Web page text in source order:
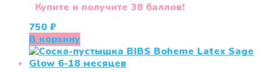
Купите и получите 38 баллов!
750 ₽
В корзину